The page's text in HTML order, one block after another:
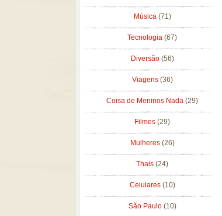
Música (71)
Tecnologia (67)
Diversão (56)
Viagens (36)
Coisa de Meninos Nada (29)
Filmes (29)
Mulheres (26)
Thais (24)
Celulares (10)
São Paulo (10)